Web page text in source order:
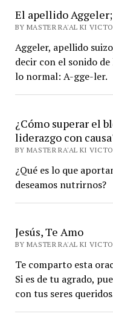
El apellido Aggeler;
BY MASTER RA'AL KI
Aggeler, apellido
decir con el sonido
lo normal: A-gge-ler.
¿Cómo superar el
liderazgo con
BY MASTER RA'AL KI
¿Qué es lo que
deseamos nutrirnos?
Jesús, Te Amo
BY MASTER RA'AL KI
Te comparto esta
Si es de tu agrado,
con tus seres